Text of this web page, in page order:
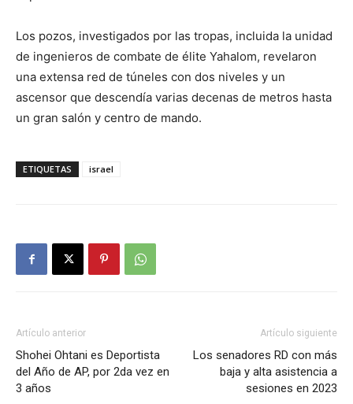
Los pozos, investigados por las tropas, incluida la unidad
de ingenieros de combate de élite Yahalom, revelaron
una extensa red de túneles con dos niveles y un
ascensor que descendía varias decenas de metros hasta
un gran salón y centro de mando.
ETIQUETAS israel
Artículo anterior
Shohei Ohtani es Deportista
del Año de AP, por 2da vez en
3 años
Artículo siguiente
Los senadores RD con más
baja y alta asistencia a
sesiones en 2023